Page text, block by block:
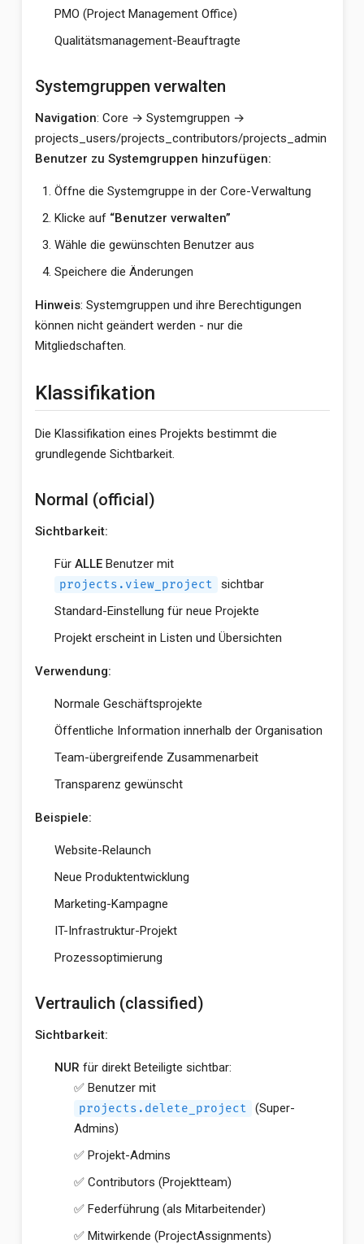
PMO (Project Management Office)
Qualitätsmanagement-Beauftragte
Systemgruppen verwalten
Navigation: Core → Systemgruppen →
projects_users/projects_contributors/projects_admin
Benutzer zu Systemgruppen hinzufügen:
Öffne die Systemgruppe in der Core-Verwaltung
Klicke auf “Benutzer verwalten”
Wähle die gewünschten Benutzer aus
Speichere die Änderungen
Hinweis: Systemgruppen und ihre Berechtigungen
können nicht geändert werden - nur die
Mitgliedschaften.
Klassifikation
Die Klassifikation eines Projekts bestimmt die
grundlegende Sichtbarkeit.
Normal (official)
Sichtbarkeit:
Für ALLEBenutzer mit
projects.view_project
sichtbar
Standard-Einstellung für neue Projekte
Projekt erscheint in Listen und Übersichten
Verwendung:
Normale Geschäftsprojekte
Öffentliche Information innerhalb der Organisation
Team-übergreifende Zusammenarbeit
Transparenz gewünscht
Beispiele:
Website-Relaunch
Neue Produktentwicklung
Marketing-Kampagne
IT-Infrastruktur-Projekt
Prozessoptimierung
Vertraulich (classified)
Sichtbarkeit:
NUR für direkt Beteiligte sichtbar:
✅ Benutzer mit
projects.delete_project
(Super-
Admins)
✅ Projekt-Admins
✅ Contributors (Projektteam)
✅ Federführung (als Mitarbeitender)
✅ Mitwirkende (ProjectAssignments)